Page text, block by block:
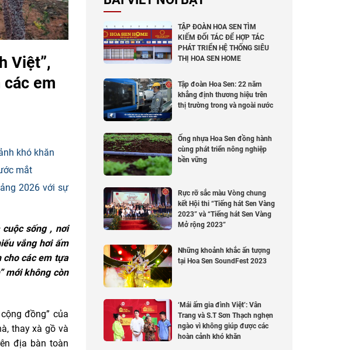
Việt”,
em
khó khăn
mắt
2026 với sự
sống , nơi
vắng hơi ấm
cho các em tựa
mới không còn
đồng” của
thay xà gồ và
địa bàn toàn
TẬP ĐOÀN HOA SEN TÌM
KIẾM ĐỐI TÁC ĐỂ HỢP TÁC
PHÁT TRIỂN HỆ THỐNG SIÊU
THỊ HOA SEN HOME
Tập đoàn Hoa Sen: 22 năm
khẳng định thương hiệu trên
thị trường trong và ngoài nước
Ống nhựa Hoa Sen đồng hành
cùng phát triển nông nghiệp
bền vững
Rực rỡ sắc màu Vòng chung
kết Hội thi “Tiếng hát Sen Vàng
2023” và “Tiếng hát Sen Vàng
Mở rộng 2023”
Những khoảnh khắc ấn tượng
tại Hoa Sen SoundFest 2023
‘Mái ấm gia đình Việt’: Vân
Trang và S.T Sơn Thạch nghẹn
ngào vì không giúp được các
hoàn cảnh khó khăn